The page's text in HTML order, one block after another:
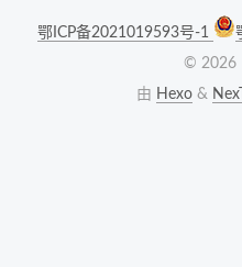
鄂ICP备2021019593号-1
© 2026
由 Hexo &